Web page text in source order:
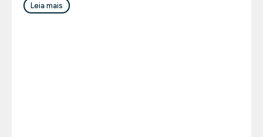
Leia mais